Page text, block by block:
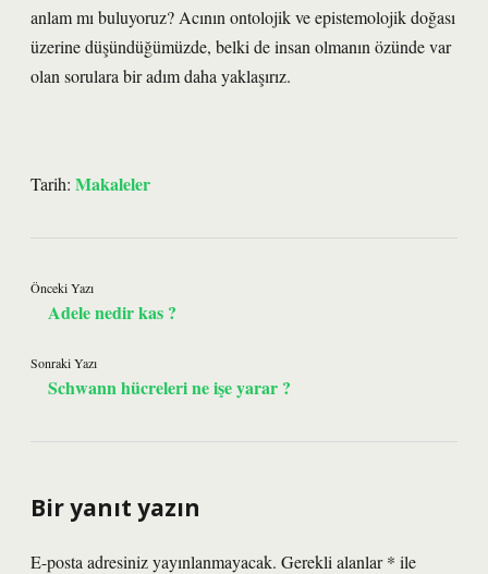
anlam mı buluyoruz? Acının ontolojik ve epistemolojik doğası
üzerine düşündüğümüzde, belki de insan olmanın özünde var
olan sorulara bir adım daha yaklaşırız.
Tarih: Makaleler
Önceki Yazı
Adele nedir kas ?
Sonraki Yazı
Schwann hücreleri ne işe yarar ?
Bir yanıt yazın
E-posta adresiniz yayınlanmayacak. Gerekli alanlar* ile